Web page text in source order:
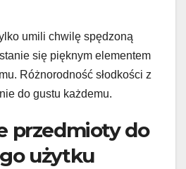
umili chwilę spędzoną
się pięknym elementem
Różnorodność słodkości z
do gustu każdemu.
przedmioty do
użytku